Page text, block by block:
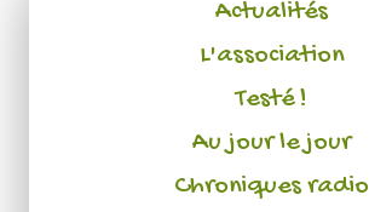
Actualités
L'association
Testé !
Au jour le jour
Chroniques radio